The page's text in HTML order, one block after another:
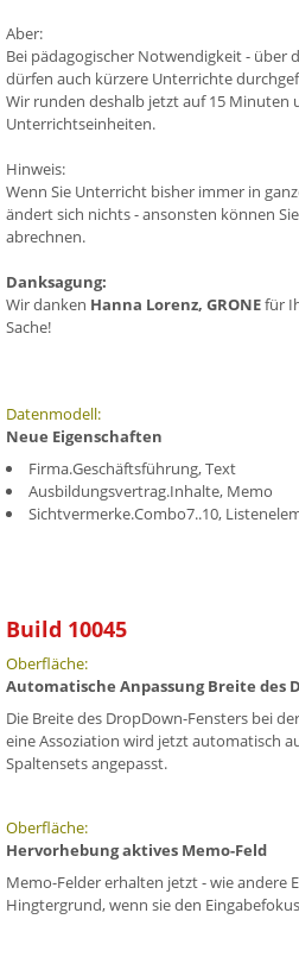
Aber:
Bei pädagogischer Notwendigkeit - über
dürfen auch kürzere Unterrichte
Wir runden deshalb jetzt auf 15 Minuten
Unterrichtseinheiten.
Hinweis:
Wenn Sie Unterricht bisher immer in
ändert sich nichts - ansonsten können
abrechnen.
Danksagung:
Wir danken Hanna Lorenz, GRONEfür
Sache!
Datenmodell:
Neue Eigenschaften
Firma.Geschäftsführung, Text
Ausbildungsvertrag.Inhalte, Memo
Sichtvermerke.Combo7..10,
Build 10045
Oberfläche:
Automatische Anpassung Breite des
Die Breite des DropDown-Fensters bei
eine Assoziation wird jetzt automatisch
Spaltensets angepasst.
Oberfläche:
Hervorhebung aktives Memo-Feld
Memo-Felder erhalten jetzt - wie andere
Hingtergrund, wenn sie den